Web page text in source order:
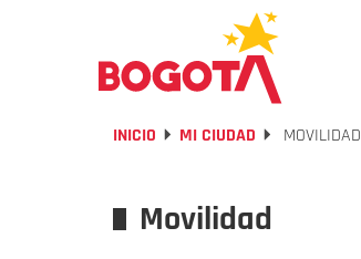
INICIO MI CIUDAD MOVILIDAD
Movilidad